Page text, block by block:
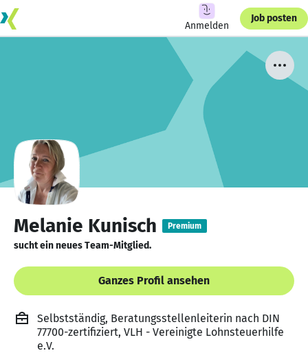
Anmelden
Job posten
Melanie Kunisch Premium
sucht ein neues Team-Mitglied.
Ganzes Profil ansehen
Selbstständig, Beratungsstellenleiterin nach DIN
77700-zertifiziert, VLH - Vereinigte Lohnsteuerhilfe
e.V.